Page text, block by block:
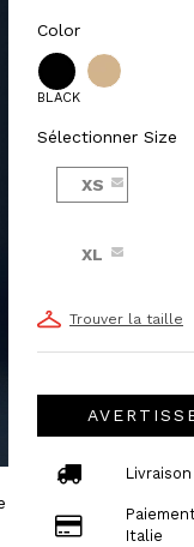
Color
BLACK
Sélectionner Size
XS
XL
Trouver la taille
Italie